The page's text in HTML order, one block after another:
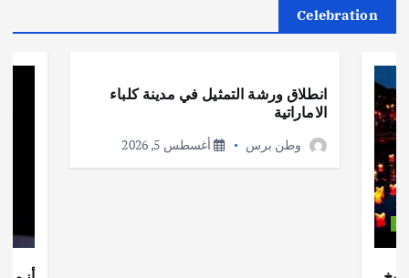
Celebration
انطلاق ورشة التمثيل في مدينة كلباء
الاماراتية
وطن برس أغسطس 5, 2026